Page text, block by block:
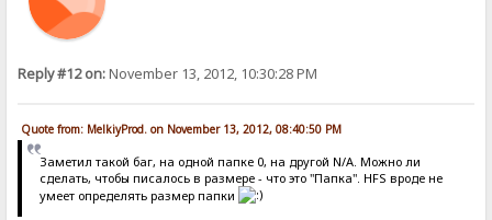
Reply #12 on:November 13, 2012, 10:30:28 PM
Quote from: MelkiyProd. on November 13, 2012, 08:40:50 PM
Заметил такой баг, на одной папке 0, на другой N/А. Можно ли
сделать, чтобы писалось в размере - что это "Папка". HFS вроде не
умеет определять размер папки